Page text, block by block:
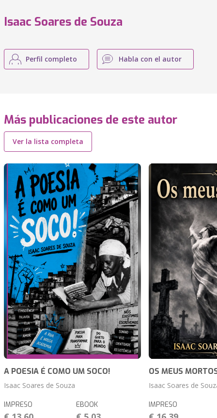
Isaac Soares de Souza
Perfil completo Habla con el autor
Más publicaciones de este autor
Ver la lista completa
A POESIA É COMO UM SOCO!
Isaac Soares de Souza
IMPRESO EBOOK
OS MEUS
Isaac Soares de
IMPRESO